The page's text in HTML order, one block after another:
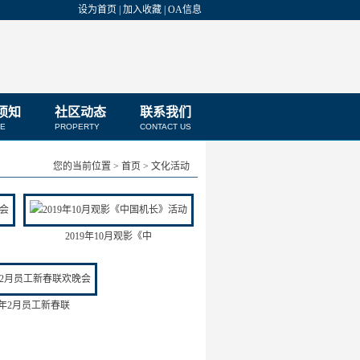
设为首页 加入收藏 OA信息
知 社区动态
PROPERTY
联系我们
CONTACT US
您的当前位置 > 首页 > 文化活动
2019年10月观影《中
2月员工新春联